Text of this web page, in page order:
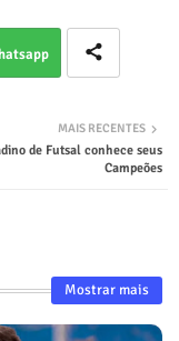
MAIS RECENTES
de Futsal conhece seus
Campeões
Mostrar mais